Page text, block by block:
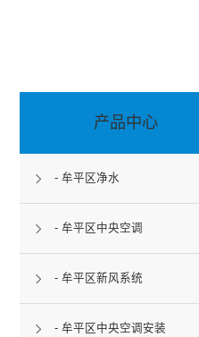
产品中心
- 牟平区净水
- 牟平区中央空调
- 牟平区新风系统
- 牟平区中央空调安装